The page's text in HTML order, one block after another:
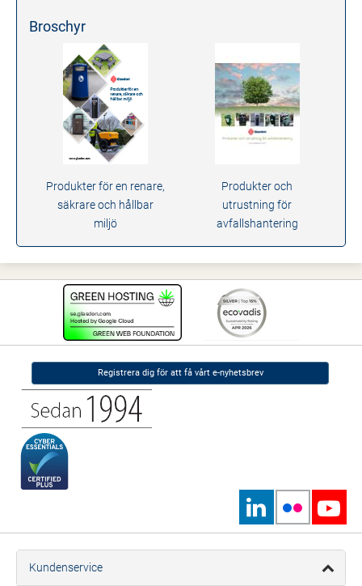
Broschyr
Produkter för en renare,
säkrare och hållbar
miljö
Produkter och
utrustning för
avfallshantering
Registrera dig för att få vårt e-nyhetsbrev
Kundenservice